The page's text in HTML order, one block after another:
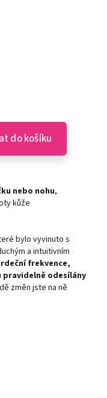
do košíku
nebo nohu,
kůže
bylo vyvinuto s
a intuitivním
frekvence,
odesílány
změn jste na ně